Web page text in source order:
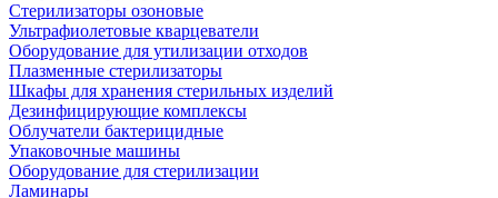
Стерилизаторы озоновые
Ультрафиолетовые кварцеватели
Оборудование для утилизации отходов
Плазменные стерилизаторы
Шкафы для хранения стерильных изделий
Дезинфицирующие комплексы
Облучатели бактерицидные
Упаковочные машины
Оборудование для стерилизации
Ламинары